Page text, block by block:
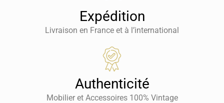
Expédition
Livraison en France et à l’international
Authenticité
Mobilier et Accessoires 100% Vintage